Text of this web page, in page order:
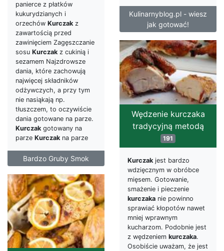
Kulinarnyblog.pl - wiesz
jak gotować!
panierce z płatków
kukurydzianych i
orzechów Kurczakz
zawartością przed
zawinięciem Zagęszczanie
sosu Kurczakz cukinią i
sezamem Najzdrowsze
dania, które zachowują
najwięcej składników
odżywczych, a przy tym
nie nasiąkają np.
tłuszczem, to oczywiście
dania gotowane na parze.
Kurczakgotowany na
parze Kurczakna parze
Bardzo Gruby Smok
Wędzenie kurczaka
tradycyjną metodą
191
Kurczakjest bardzo
wdzięcznym w obróbce
mięsem. Gotowanie,
smażenie i pieczenie
kurczaka nie powinno
sprawiać kłopotów nawet
mniej wprawnym
kucharzom. Podobnie jest
z wędzeniem kurczaka.
Osobiście uważam, że jest